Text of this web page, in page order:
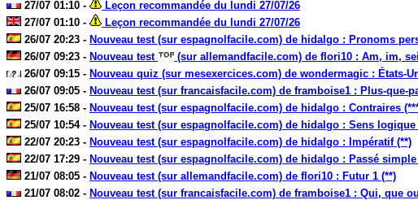
27/07 01:10 -
Leçon recommandée du lundi 27/07/26
27/07 01:10 -
Leçon recommandée du lundi 27/07/26
26/07 20:23 - Nouveau test (sur espagnolfacile.com) de hidalgo : Pronoms
26/07 09:23 - Nouveau test
(sur allemandfacile.com) de flori10 : Am, im,
26/07 09:15 - Nouveau quiz (sur mesexercices.com) de wondermagic : États-
26/07 09:05 - Nouveau test (sur francaisfacile.com) de framboise1 : Plus-que-
25/07 16:58 - Nouveau test (sur espagnolfacile.com) de hidalgo : Contraires
25/07 10:54 - Nouveau test (sur espagnolfacile.com) de hidalgo : Sens logique
22/07 20:23 - Nouveau test (sur espagnolfacile.com) de hidalgo : Impératif (**)
22/07 17:29 - Nouveau test (sur espagnolfacile.com) de hidalgo : Passé
21/07 08:05 - Nouveau test (sur allemandfacile.com) de flori10 : Futur 1 (**)
21/07 08:02 - Nouveau test (sur francaisfacile.com) de framboise1 : Qui, que